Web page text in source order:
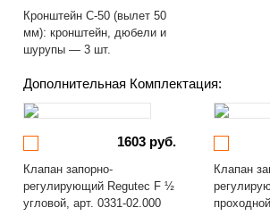
Кронштейн С-50 (вылет 50
мм): кронштейн, дюбели и
шурупы — 3 шт.
Дополнительная Комплектация:
1603 руб.
Клапан запорно-
регулирующий Regutec F ½
угловой, арт. 0331-02.000
Клапан